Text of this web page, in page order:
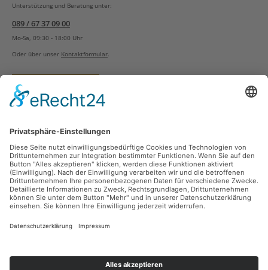
Unterstützung und Beratung unter:
089 / 67 37 09 00
Mo-Sa, 09:30 - 18:00 Uhr
Oder über unser Kontaktformular.
Vertrag widerrufen
Zahlungsarten
Sicher Einkaufen
Ladengeschäft
Newsletter